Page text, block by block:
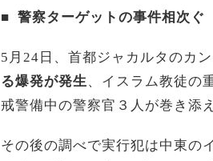
■ 警察ターゲットの事件相次ぐ
5月24日、首都ジャカルタのカ
る爆発が発生、イスラム教徒の
戒警備中の警察官３人が巻き添
その後の調べで実行犯は中東の